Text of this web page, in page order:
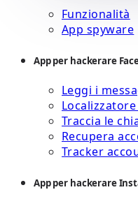
Funzionalità
App spyware
App per hackerare
Leggi i
Traccia le
Recupera
Tracker
App per hackerare